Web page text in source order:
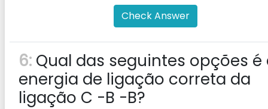
Check Answer
6: Qual das seguintes opções é
energia de ligação correta da
ligação C -B -B?